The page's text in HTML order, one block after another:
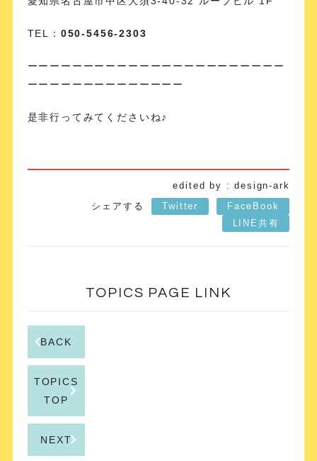
TEL： 050-5456-2303
ーーーーーーーーーーーーーーーーーーーーーーー
ーーーーーーーーーーーーーー
是非行ってみてくださいね♪
edited by : design-ark
シェアする
Twitter
FaceBook
LINE共有
TOPICS PAGE LINK
BACK
TOPICS
TOP
NEXT